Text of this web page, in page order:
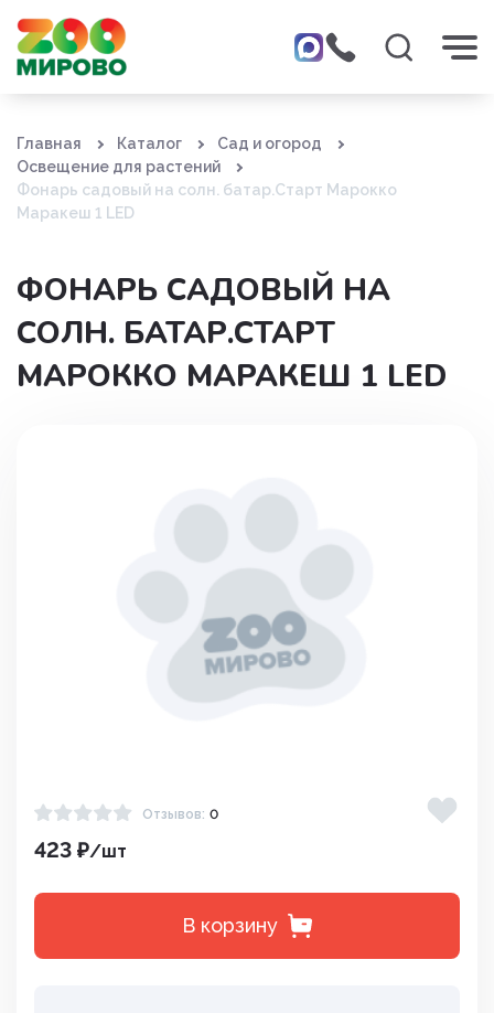
Главная Каталог
Сад и огород
Освещение для растений
Фонарь садовый на солн. батар.Старт Марокко
Маракеш 1 LED
ФОНАРЬ САДОВЫЙ НА
СОЛН. БАТАР.СТАРТ
МАРОККО МАРАКЕШ 1 LED
Отзывов: 0
423 ₽/шт
В корзину